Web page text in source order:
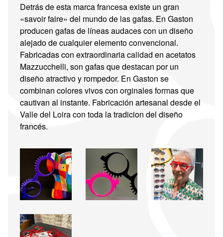
Detrás de esta marca francesa existe un gran
«savoir faire» del mundo de las gafas. En Gaston
producen gafas de líneas audaces con un diseño
alejado de cualquier elemento convencional.
Fabricadas con extraordinaria calidad en acetatos
Mazzucchelli, son gafas que destacan por un
diseño atractivo y rompedor. En Gaston se
combinan colores vivos con orginales formas que
cautivan al instante. Fabricación artesanal desde el
Valle del Loira con toda la tradicion del diseño
francés.